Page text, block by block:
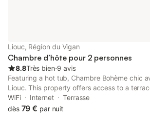
Liouc, Région du Vigan
Chambre d’hôte pour 2 personnes
8.8Très bien⋅9 avis
Featuring a hot tub, Chambre Bohème chic
Liouc. This property offers access to a
parking and free WiFi. The property is non-
located 37 km from Parc Expo Nîmes.
WiFi Internet
Terrasse
dès 79 € par nuit